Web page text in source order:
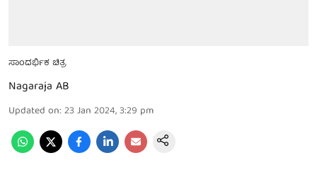
ಸಾಂದರ್ಭಿಕ ಚಿತ್ರ
Nagaraja AB
Updated on: 23 Jan 2024, 3:29 pm